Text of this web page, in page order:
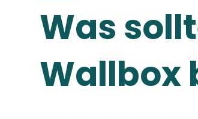
Was
Wallbox